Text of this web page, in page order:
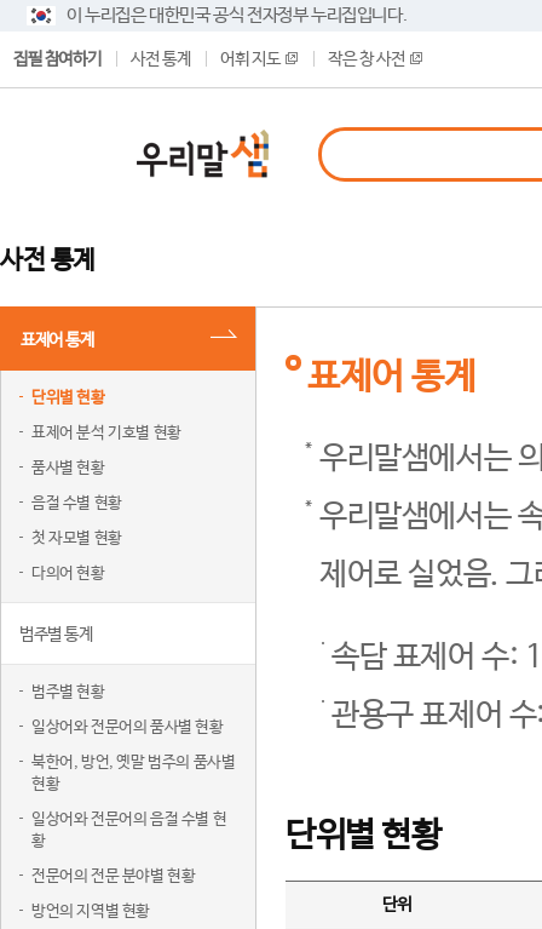
이 누리집은 대한민국 공식 전자정부 누리집입니다.
집필 참여하기 사전 통계 어휘 지도 작은 창 사전
사전 통계
표제어 통계
단위별 현황
표제어 분석 기호별 현황
품사별 현황
음절 수별 현황
첫 자모별 현황
다의어 현황
범주별 통계
범주별 현황
일상어와 전문어의 품사별 현황
북한어, 방언, 옛말 범주의 품사별
현황
일상어와 전문어의 음절 수별 현
황
전문어의 전문 분야별 현황
방언의 지역별 현황
표제어 통계
우리말샘에서는
우리말샘에서는
제어로 실었음.
속담 표제어 수:
관용구 표제어
단위별 현황
단위